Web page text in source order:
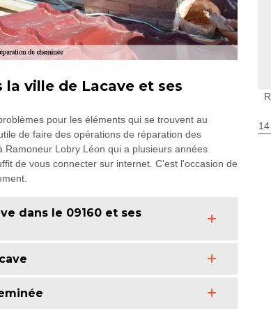
la ville de Lacave et ses
pour les éléments qui se trouvent au
de faire des opérations de réparation des
Lobry Léon qui a plusieurs années
de vous connecter sur internet. C'est l'occasion de
dans le 09160 et ses